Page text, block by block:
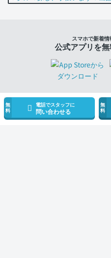
モビリコ（クルマの個人売買） 中古
無
料
電話でスタッフに
問い合わせる
無
料
スマホで新着
公式アプリを